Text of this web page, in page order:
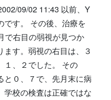
09/02 11:43 以前、Y
です。 その後、治療を
で右目の弱視が見つか
ます。弱視の右目は、３
１、２でした。 その
と０、７で、先月末に病
学校の検査は正確ではな